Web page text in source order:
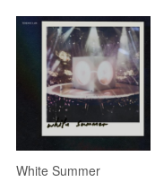
White Summer